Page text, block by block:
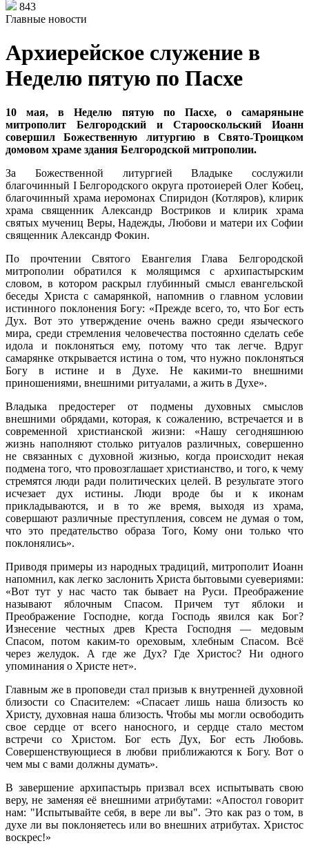
843
Главные новости
Архиерейское служение в
Неделю пятую по Пасхе
10 мая, в Неделю пятую по Пасхе, о самаряныне
митрополит Белгородский и Старооскольский Иоанн
совершил Божественную литургию в Свято-Троицком
домовом храме здания Белгородской митрополии.
За Божественной литургией Владыке сослужили
благочинный I Белгородского округа протоиерей Олег Кобец,
благочинный храма иеромонах Спиридон (Котляров), клирик
храма священник Александр Востриков и клирик храма
святых мучениц Веры, Надежды, Любови и матери их Софии
священник Александр Фокин.
По прочтении Святого Евангелия Глава Белгородской
митрополии обратился к молящимся с архипастырским
словом, в котором раскрыл глубинный смысл евангельской
беседы Христа с самарянкой, напомнив о главном условии
истинного поклонения Богу: «Прежде всего, то, что Бог есть
Дух. Вот это утверждение очень важно среди языческого
мира, среди стремления человечества постоянно сделать себе
идола и поклоняться ему, потому что так легче. Вдруг
самарянке открывается истина о том, что нужно поклоняться
Богу в истине и в Духе. Не какими-то внешними
приношениями, внешними ритуалами, а жить в Духе».
Владыка предостерег от подмены духовных смыслов
внешними обрядами, которая, к сожалению, встречается и в
современной христианской жизни: «Нашу сегодняшнюю
жизнь наполняют столько ритуалов различных, совершенно
не связанных с духовной жизнью, когда происходит некая
подмена того, что провозглашает христианство, и того, к чему
стремятся люди ради политических целей. В результате этого
исчезает дух истины. Люди вроде бы и к иконам
прикладываются, и в то же время, выходя из храма,
совершают различные преступления, совсем не думая о том,
что это предательство образа Того, Кому они только что
поклонялись».
Приводя примеры из народных традиций, митрополит Иоанн
напомнил, как легко заслонить Христа бытовыми суевериями:
«Вот тут у нас часто так бывает на Руси. Преображение
называют яблочным Спасом. Причем тут яблоки и
Преображение Господне, когда Господь явился как Бог?
Изнесение честных древ Креста Господня — медовым
Спасом, потом каким-то ореховым, хлебным Спасом. Всё
через желудок. А где же Дух? Где Христос? Ни одного
упоминания о Христе нет».
Главным же в проповеди стал призыв к внутренней духовной
близости со Спасителем: «Спасает лишь наша близость ко
Христу, духовная наша близость. Чтобы мы могли освободить
свое сердце от всего наносного, и сердце стало местом
встречи со Христом. Бог есть Дух, Бог есть Любовь.
Совершенствующиеся в любви приближаются к Богу. Вот о
чем мы с вами должны думать».
В завершение архипастырь призвал всех испытывать свою
веру, не заменяя её внешними атрибутами: «Апостол говорит
нам: "Испытывайте себя, в вере ли вы". Это как раз о том, в
духе ли вы поклоняетесь или во внешних атрибутах. Христос
воскрес!»